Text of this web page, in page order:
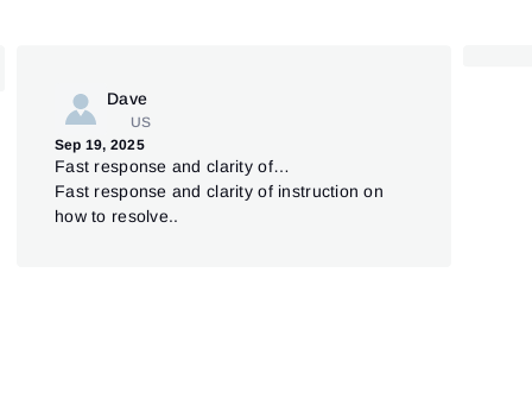
Dave
US
Sep 19, 2025
Fast response and clarity of…
Fast response and clarity of instruction on
how to resolve..